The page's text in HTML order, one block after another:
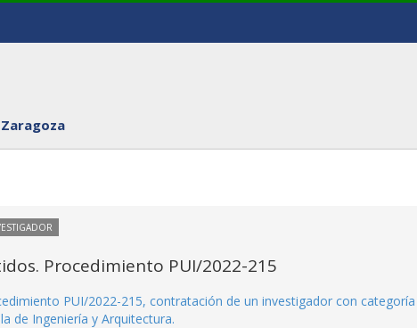
Procedimiento PUI/2022-215
PUI/2022-215, contratación de un investigador con categoría
de Ingeniería y Arquitectura.